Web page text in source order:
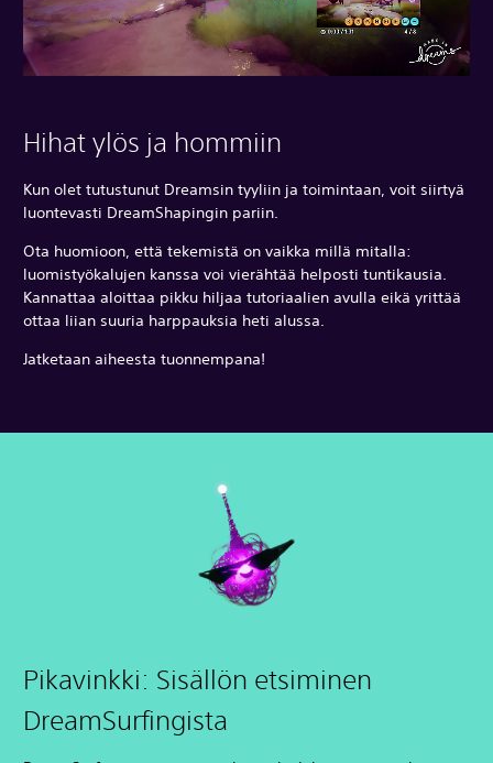
Hihat ylös ja hommiin
Kun olet tutustunut Dreamsin tyyliin ja toimintaan, voit siirtyä
luontevasti DreamShapingin pariin.
Ota huomioon, että tekemistä on vaikka millä mitalla:
luomistyökalujen kanssa voi vierähtää helposti tuntikausia.
Kannattaa aloittaa pikku hiljaa tutoriaalien avulla eikä yrittää
ottaa liian suuria harppauksia heti alussa.
Jatketaan aiheesta tuonnempana!
Pikavinkki: Sisällön etsiminen
DreamSurfingista